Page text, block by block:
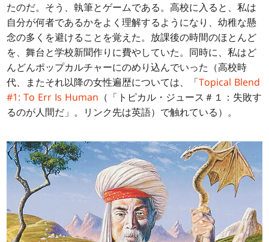
たのだ。そう、執筆とゲームである。高校に入ると、私は
自分が何者であるかをよく理解するようになり、幼稚な懸
念の多くを避けることを覚えた。放課後の時間のほとんど
を、舞台と学校新聞作りに費やしていた。同時に、私はど
んどんポップカルチャーにのめり込んでいった（高校時
代、またそれ以降の女性遍歴については、「Topical Blend
#1: To Err Is Human （「トピカル・ジュース＃１：失敗す
るのが人間だ」。リンク先は英語）で触れている）。